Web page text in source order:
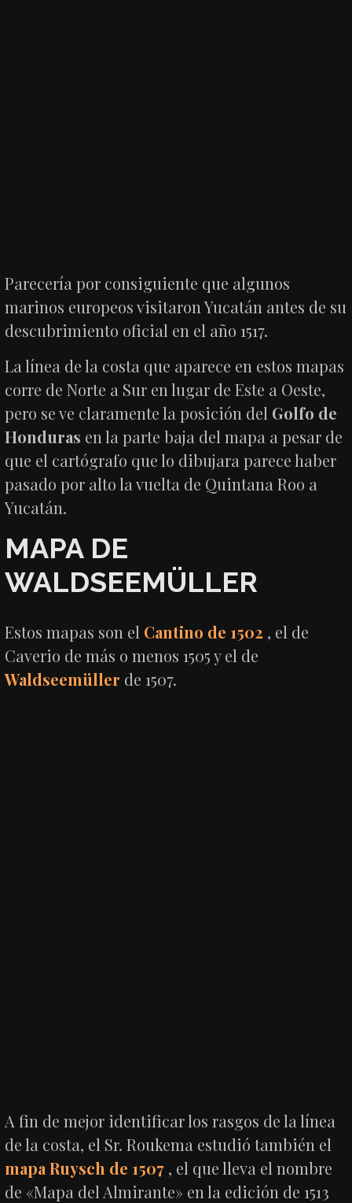
Parecería por consiguiente que algunos
marinos europeos visitaron Yucatán antes de su
descubrimiento oficial en el año 1517.
La línea de la costa que aparece en estos mapas
corre de Norte a Sur en lugar de Este a Oeste,
pero se ve claramente la posición del Golfo de
Honduras en la parte baja del mapa a pesar de
que el cartógrafo que lo dibujara parece haber
pasado por alto la vuelta de Quintana Roo a
Yucatán.
MAPA DE
WALDSEEMÜLLER
Estos mapas son el Cantino de 1502 , el de
Caverio de más o menos 1505 y el de
Waldseemüller de 1507.
A fin de mejor identificar los rasgos de la línea
de la costa, el Sr. Roukema estudió también el
mapa Ruysch de 1507 , el que lleva el nombre
de «Mapa del Almirante» en la edición de 1513